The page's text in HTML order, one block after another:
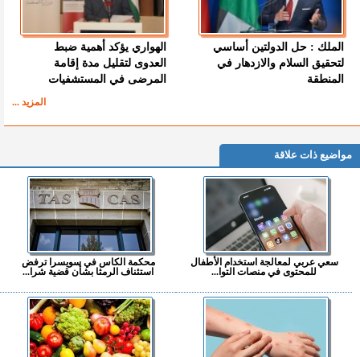
الملك : حل الدولتين أساسي
لتحقيق السلام والازدهار في
المنطقة
الهواري يؤكد أهمية ضبط
العدوى لتقليل مدة إقامة
المرضى في المستشفيات
المزيد ...
مواضيع ذات علاقة
سعي عربي لمعالجة استخدام الأطفال
للمحتوى في منصات التوا...
محكمة الكاس في سويسرا ترفض
استئناف الرمثا بشأن قضية شرا...